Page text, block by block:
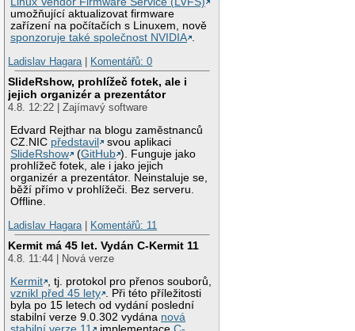
umožňující aktualizovat firmware
zařízení na počítačích s Linuxem, nově
sponzoruje také společnost NVIDIA .
Ladislav Hagara | Komentářů: 0
SlideRshow, prohlížeč fotek, ale i
jejich organizér a prezentátor
4.8. 12:22 | Zajímavý software
Edvard Rejthar na blogu zaměstnanců
CZ.NIC představil
svou aplikaci
SlideRshow
(GitHub ). Funguje jako
prohlížeč fotek, ale i jako jejich
organizér a prezentátor. Neinstaluje se,
běží přímo v prohlížeči. Bez serveru.
Offline.
Ladislav Hagara | Komentářů: 11
Kermit má 45 let. Vydán C-Kermit 11
4.8. 11:44 | Nová verze
Kermit , tj. protokol pro přenos souborů,
vznikl před 45 lety . Při této příležitosti
byla po 15 letech od vydání poslední
stabilní verze 9.0.302 vydána nová